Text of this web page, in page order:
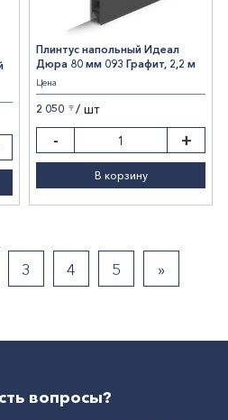
Плинтус напольный Идеал
Дюра 80 мм 093 Графит, 2,2 м
Цена
2 050 〒 / шт
- +
В корзину
3 4 5 »
вопросы?